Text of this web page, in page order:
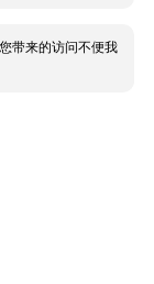
带来的访问不便我